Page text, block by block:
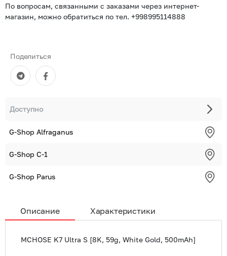
По вопросам, связанными с заказами через интернет-
магазин, можно обратиться по тел. +998995114888
Поделиться
Доступно
G-Shop Alfraganus
G-Shop С-1
G-Shop Parus
Описание Характеристики
MCHOSE K7 Ultra S [8K, 59g, White Gold, 500mAh]